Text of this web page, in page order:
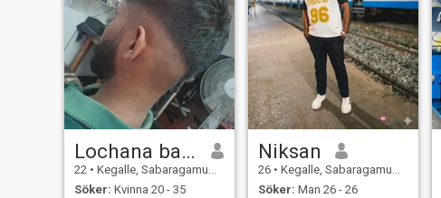
Lochana balasOORIYA
22 • Kegalle, Sabaragamuwa, Sri Lanka
Söker: Kvinna 20 - 35
Niksan
26 • Kegalle, Sabaragamuwa, Sri Lanka
Söker: Man 26 - 26